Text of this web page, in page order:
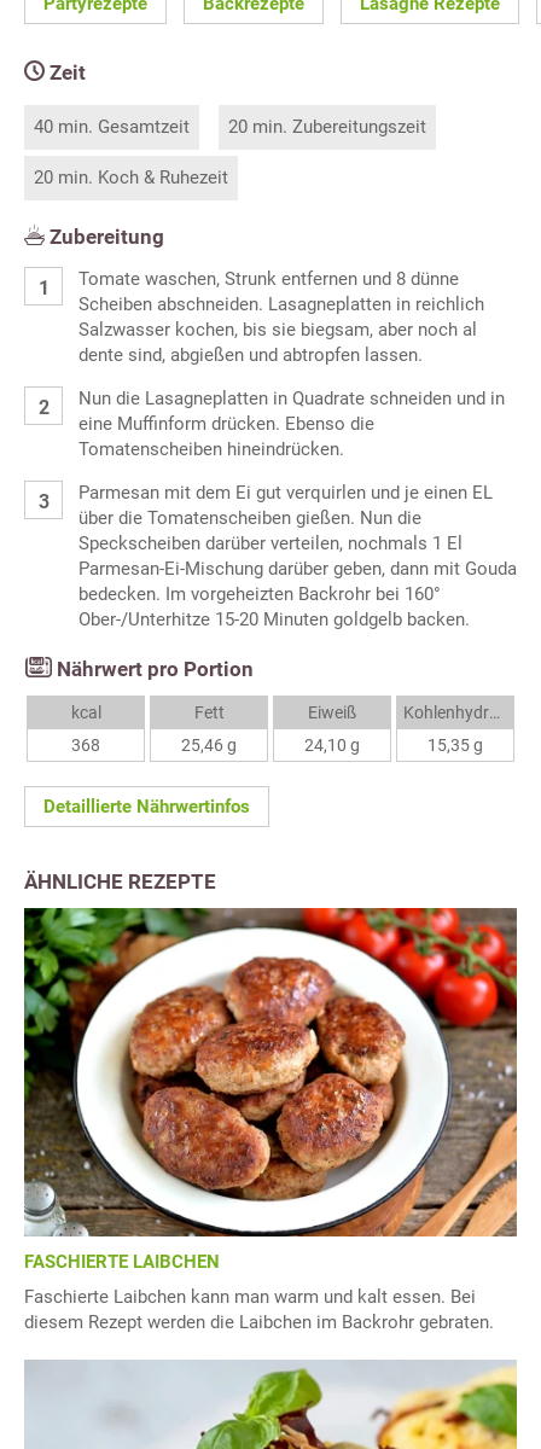
Zeit
40 min. Gesamtzeit 20 min. Zubereitungszeit
20 min. Koch & Ruhezeit
Zubereitung
Tomate waschen, Strunk entfernen und 8 dünne
Scheiben abschneiden. Lasagneplatten in reichlich
Salzwasser kochen, bis sie biegsam, aber noch al
dente sind, abgießen und abtropfen lassen.
Nun die Lasagneplatten in Quadrate schneiden und in
eine Muffinform drücken. Ebenso die
Tomatenscheiben hineindrücken.
Parmesan mit dem Ei gut verquirlen und je einen EL
über die Tomatenscheiben gießen. Nun die
Speckscheiben darüber verteilen, nochmals 1 El
Parmesan-Ei-Mischung darüber geben, dann mit Gouda
bedecken. Im vorgeheizten Backrohr bei 160°
Ober-/Unterhitze 15-20 Minuten goldgelb backen.
Nährwert pro Portion
kcal
368
Fett
25,46 g
Eiweiß
24,10 g
Kohlenhydrate
15,35 g
Detaillierte Nährwertinfos
ÄHNLICHE REZEPTE
FASCHIERTE LAIBCHEN
Faschierte Laibchen kann man warm und kalt essen. Bei
diesem Rezept werden die Laibchen im Backrohr gebraten.